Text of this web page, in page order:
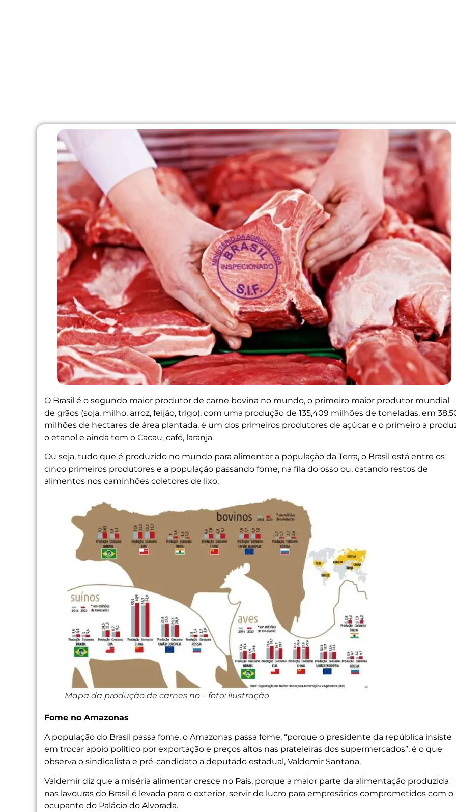
O Brasil é o segundo maior produtor de carne bovina no mundo, o primeiro maior produtor mundial
de grãos (soja, milho, arroz, feijão, trigo), com uma produção de 135,409 milhões de toneladas, em
milhões de hectares de área plantada, é um dos primeiros produtores de açúcar e o primeiro a
o etanol e ainda tem o Cacau, café, laranja.
Ou seja, tudo que é produzido no mundo para alimentar a população da Terra, o Brasil está entre os
cinco primeiros produtores e a população passando fome, na fila do osso ou, catando restos de
alimentos nos caminhões coletores de lixo.
Mapa da produção de carnes no – foto: ilustração
Fome no Amazonas
A população do Brasil passa fome, o Amazonas passa fome, “porque o presidente da república insiste
em trocar apoio político por exportação e preços altos nas prateleiras dos supermercados”, é o que
observa o sindicalista e pré-candidato a deputado estadual, Valdemir Santana.
Valdemir diz que a miséria alimentar cresce no País, porque a maior parte da alimentação produzida
nas lavouras do Brasil é levada para o exterior, servir de lucro para empresários comprometidos com o
ocupante do Palácio do Alvorada.